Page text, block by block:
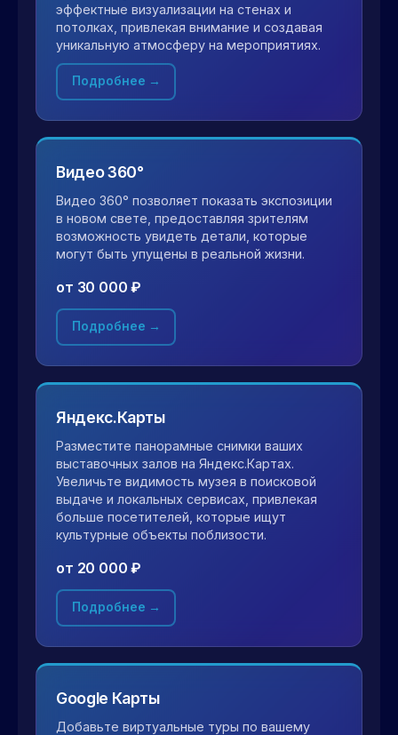
эффектные визуализации на стенах и
потолках, привлекая внимание и создавая
уникальную атмосферу на мероприятиях.
Подробнее →
Видео 360°
Видео 360° позволяет показать экспозиции
в новом свете, предоставляя зрителям
возможность увидеть детали, которые
могут быть упущены в реальной жизни.
от 30 000 ₽
Подробнее →
Яндекс.Карты
Разместите панорамные снимки ваших
выставочных залов на Яндекс.Картах.
Увеличьте видимость музея в поисковой
выдаче и локальных сервисах, привлекая
больше посетителей, которые ищут
культурные объекты поблизости.
от 20 000 ₽
Подробнее →
Google Карты
Добавьте виртуальные туры по вашему